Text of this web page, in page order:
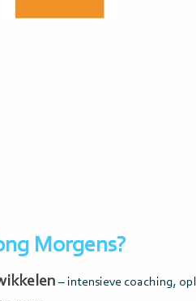
Morgens?
– intensieve coaching,